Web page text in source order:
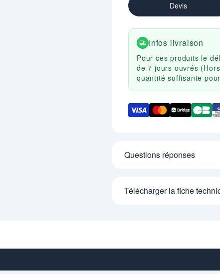
Devis
Infos livraison
Pour ces produits le
de 7 jours ouvrés
quantité suffisante
Questions réponses
Télécharger la fiche